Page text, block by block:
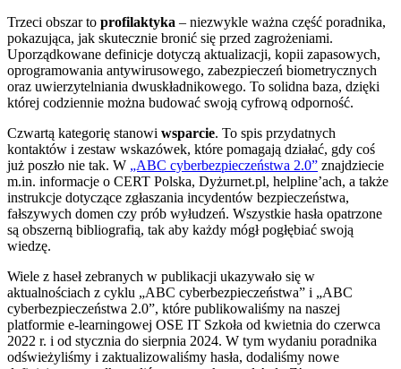
Trzeci obszar to profilaktyka – niezwykle ważna część poradnika,
pokazująca, jak skutecznie bronić się przed zagrożeniami.
Uporządkowane definicje dotyczą aktualizacji, kopii zapasowych,
oprogramowania antywirusowego, zabezpieczeń biometrycznych
oraz uwierzytelniania dwuskładnikowego. To solidna baza, dzięki
której codziennie można budować swoją cyfrową odporność.
Czwartą kategorię stanowi wsparcie. To spis przydatnych
kontaktów i zestaw wskazówek, które pomagają działać, gdy coś
już poszło nie tak. W „ABC cyberbezpieczeństwa 2.0” znajdziecie
m.in. informacje o CERT Polska, Dyżurnet.pl, helpline’ach, a także
instrukcje dotyczące zgłaszania incydentów bezpieczeństwa,
fałszywych domen czy prób wyłudzeń. Wszystkie hasła opatrzone
są obszerną bibliografią, tak aby każdy mógł pogłębiać swoją
wiedzę.
Wiele z haseł zebranych w publikacji ukazywało się w
aktualnościach z cyklu „ABC cyberbezpieczeństwa” i „ABC
cyberbezpieczeństwa 2.0”, które publikowaliśmy na naszej
platformie e-learningowej OSE IT Szkoła od kwietnia do czerwca
2022 r. i od stycznia do sierpnia 2024. W tym wydaniu poradnika
odświeżyliśmy i zaktualizowaliśmy hasła, dodaliśmy nowe